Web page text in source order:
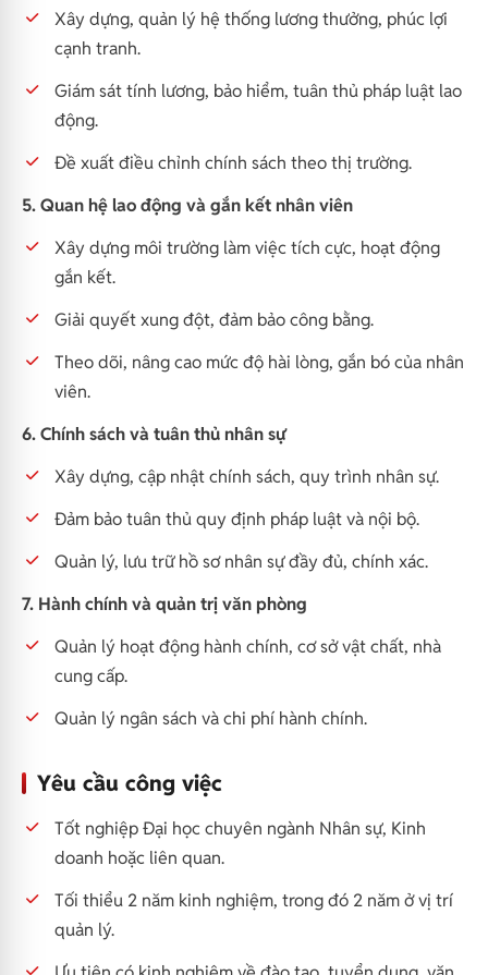
Xây dựng, quản lý hệ thống lương thưởng, phúc lợi
cạnh tranh.
Giám sát tính lương, bảo hiểm, tuân thủ pháp luật lao
động.
Đề xuất điều chỉnh chính sách theo thị trường.
5. Quan hệ lao động và gắn kết nhân viên
Xây dựng môi trường làm việc tích cực, hoạt động
gắn kết.
Giải quyết xung đột, đảm bảo công bằng.
Theo dõi, nâng cao mức độ hài lòng, gắn bó của nhân
viên.
6. Chính sách và tuân thủ nhân sự
Xây dựng, cập nhật chính sách, quy trình nhân sự.
Đảm bảo tuân thủ quy định pháp luật và nội bộ.
Quản lý, lưu trữ hồ sơ nhân sự đầy đủ, chính xác.
7. Hành chính và quản trị văn phòng
Quản lý hoạt động hành chính, cơ sở vật chất, nhà
cung cấp.
Quản lý ngân sách và chi phí hành chính.
Yêu cầu công việc
Tốt nghiệp Đại học chuyên ngành Nhân sự, Kinh
doanh hoặc liên quan.
Tối thiểu 2 năm kinh nghiệm, trong đó 2 năm ở vị trí
quản lý.